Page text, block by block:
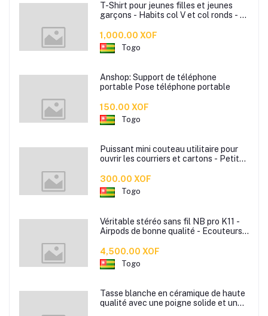
T-Shirt pour jeunes filles et jeunes
garçons - Habits col V et col ronds - T-
1,000.00 XOF
Togo
Anshop: Support de téléphone
portable Pose téléphone portable
150.00 XOF
Togo
Puissant mini couteau utilitaire pour
ouvrir les courriers et cartons - Petite
lame portable disponible en plusieurs
couleurs
300.00 XOF
Togo
Véritable stéréo sans fil NB pro K11 -
Airpods de bonne qualité - Ecouteurs
4,500.00 XOF
Togo
Tasse blanche en céramique de haute
qualité avec une poigne solide et un